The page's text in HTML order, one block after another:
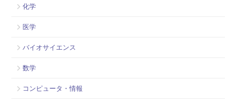
化学
医学
バイオサイエンス
数学
コンピュータ・情報